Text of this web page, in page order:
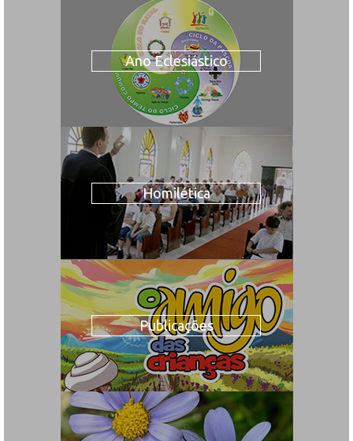
Ano Eclesiástico
Homilética
Publicações